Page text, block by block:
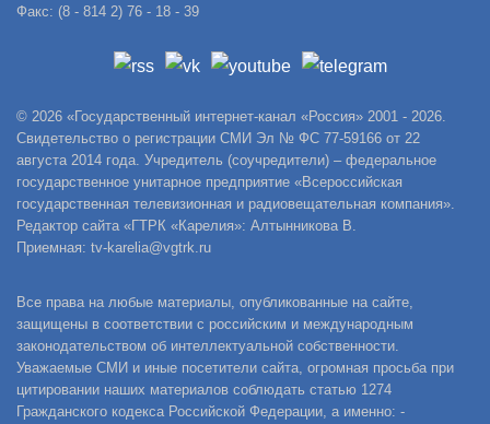
Факс: (8 - 814 2) 76 - 18 - 39
© 2026 «Государственный интернет-канал «Россия» 2001 - 2026.
Свидетельство о регистрации СМИ Эл № ФС 77-59166 от 22
августа 2014 года. Учредитель (соучредители) – федеральное
государственное унитарное предприятие «Всероссийская
государственная телевизионная и радиовещательная компания».
Редактор сайта «ГТРК «Карелия»: Алтынникова В.
Приемная: tv-karelia@vgtrk.ru
Все права на любые материалы, опубликованные на сайте,
защищены в соответствии с российским и международным
законодательством об интеллектуальной собственности.
Уважаемые СМИ и иные посетители сайта, огромная просьба при
цитировании наших материалов соблюдать статью 1274
Гражданского кодекса Российской Федерации, а именно: -